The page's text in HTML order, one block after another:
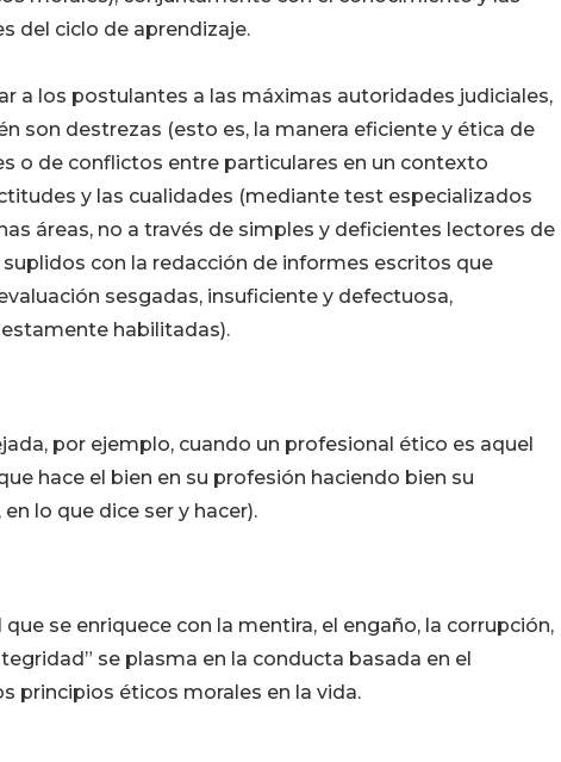
del ciclo de aprendizaje.
a los postulantes a las máximas autoridades judiciales,
son destrezas (esto es, la manera eficiente y ética de
o de conflictos entre particulares en un contexto
y las cualidades (mediante test especializados
áreas, no a través de simples y deficientes lectores de
con la redacción de informes escritos que
sesgadas, insuficiente y defectuosa,
habilitadas).
por ejemplo, cuando un profesional ético es aquel
hace el bien en su profesión haciendo bien su
lo que dice ser y hacer).
se enriquece con la mentira, el engaño, la corrupción,
se plasma en la conducta basada en el
principios éticos morales en la vida.